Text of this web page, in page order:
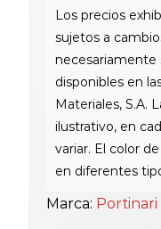
Marca: Portinari